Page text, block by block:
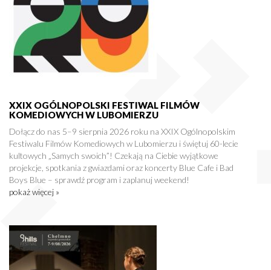
XXIX OGÓLNOPOLSKI FESTIWAL FILMÓW
KOMEDIOWYCH W LUBOMIERZU
Dołącz do nas 5–9 sierpnia 2026 roku na XXIX Ogólnopolskim
Festiwalu Filmów Komediowych w Lubomierzu i świętuj 60-lecie
kultowych „Samych swoich”! Czekają na Ciebie wyjątkowe
projekcje, spotkania z gwiazdami oraz koncerty Blue Cafe i Bad
Boys Blue – sprawdź program i zaplanuj weekend!
pokaż więcej »